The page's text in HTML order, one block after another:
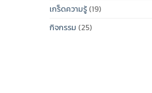
เกร็ดความรู้ (19)
กิจกรรม (25)